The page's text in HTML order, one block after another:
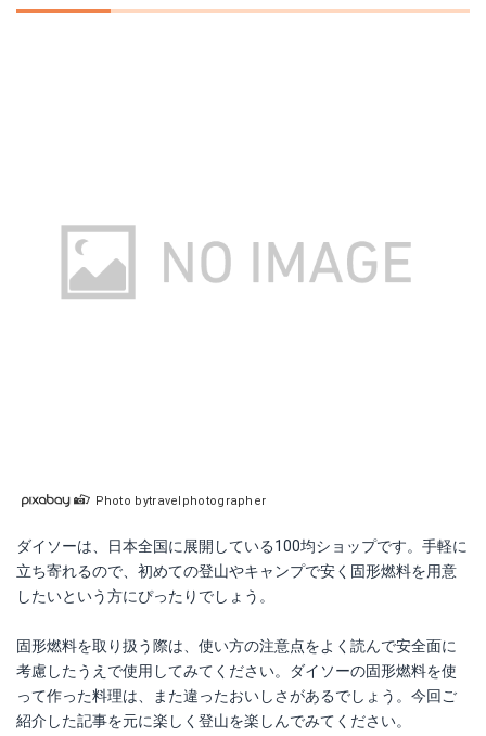
Photo bytravelphotographer
ダイソーは、日本全国に展開している100均ショップです。手軽に
立ち寄れるので、初めての登山やキャンプで安く固形燃料を用意
したいという方にぴったりでしょう。
固形燃料を取り扱う際は、使い方の注意点をよく読んで安全面に
考慮したうえで使用してみてください。ダイソーの固形燃料を使
って作った料理は、また違ったおいしさがあるでしょう。今回ご
紹介した記事を元に楽しく登山を楽しんでみてください。